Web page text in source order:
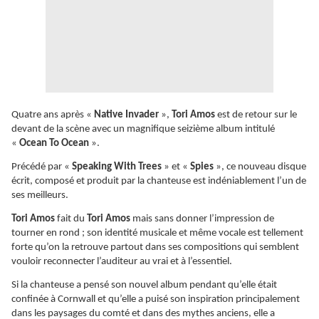
Quatre ans après « Native Invader », Tori Amos est de retour sur le
devant de la scène avec un magnifique seizième album intitulé
« Ocean To Ocean ».
Précédé par « Speaking With Trees » et « Spies », ce nouveau disque
écrit, composé et produit par la chanteuse est indéniablement l’un de
ses meilleurs.
Tori Amos fait du Tori Amos mais sans donner l’impression de
tourner en rond ; son identité musicale et même vocale est tellement
forte qu’on la retrouve partout dans ses compositions qui semblent
vouloir reconnecter l’auditeur au vrai et à l’essentiel.
Si la chanteuse a pensé son nouvel album pendant qu’elle était
confinée à Cornwall et qu’elle a puisé son inspiration principalement
dans les paysages du comté et dans des mythes anciens, elle a